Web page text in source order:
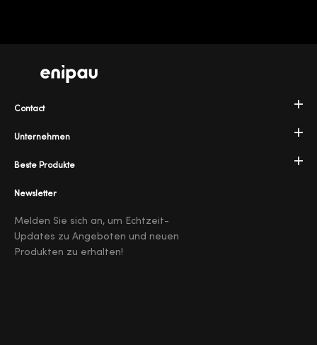
Unternehmen
Beste Produkte
Contact
Newsletter
Melden Sie sich an, um Echtzeit-
Updates zu Angeboten und neuen
Produkten zu erhalten!